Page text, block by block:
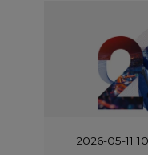
2026-05-11